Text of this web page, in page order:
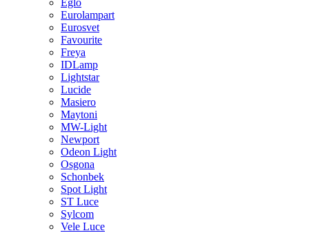
Eglo
Eurolampart
Eurosvet
Favourite
Freya
IDLamp
Lightstar
Lucide
Masiero
Maytoni
MW-Light
Newport
Odeon Light
Osgona
Schonbek
Spot Light
ST Luce
Sylcom
Vele Luce